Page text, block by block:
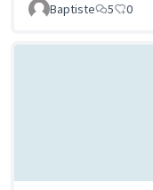
Baptiste 5 0